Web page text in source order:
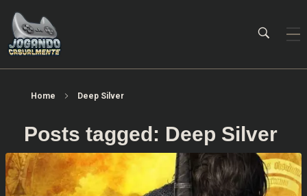
Home Deep Silver
Posts tagged: Deep Silver